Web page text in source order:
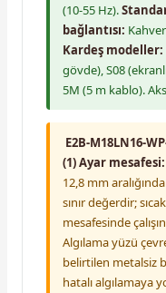
(10-55 Hz).
bağlantısı:
Kardeş modeller:
gövde), S08
5M (5 m kablo).
E2B-M18LN16-
(1) Ayar mesafesi:
12,8 mm
sınır değerdir;
mesafesinde
Algılama yüzü
belirtilen metalsiz
hatalı algılamaya